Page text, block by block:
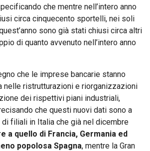
che mentre nell’intero anno
circa cinquecento sportelli, nei soli
sono già stati chiusi circa altri
di quanto avvenuto nell’intero anno
che le imprese bancarie stanno
nelle ristrutturazioni e riorganizzazioni
dei rispettivi piani industriali,
che questi nuovi dati sono a
filiali in Italia che già nel dicembre
a quello di Francia, Germania ed
popolosa Spagna, mentre la Gran